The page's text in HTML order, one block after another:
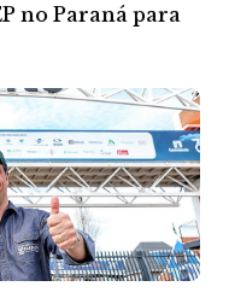
no Paraná para